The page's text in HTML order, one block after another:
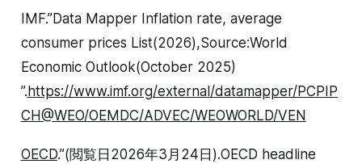
IMF.”Data Mapper Inflation rate, average
consumer prices List(2026),Source:World
Economic Outlook(October 2025)
”. https://www.imf.org/external/datamapper/PCPIP
CH@WEO/OEMDC/ADVEC/WEOWORLD/VEN
OECD.”(閲覧日2026年3月24日).OECD headline